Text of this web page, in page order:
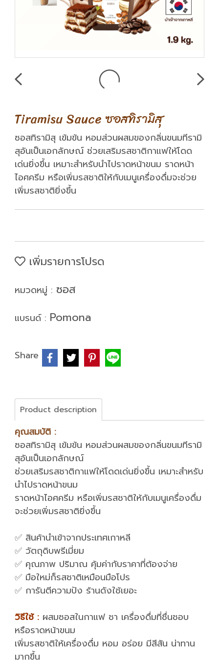
Tiramisu Sauce ซอสทิรามิสุ
ซอสทิรามิสุ เข้มข้น หอมส่วนผสมของกลิ่นขนมทีรามิ
สุอันเป็นเอกลักษณ์ ช่วยเสริมรสชาติกาแฟให้โดด
เด่นยิ่งขึ้น เหมาะสำหรับนำไปราดหน้าขนม ราดหน้า
ไอศครีม หรือเพิ่มรสชาติให้กับเมนูเครื่องดื่มจะช่วย
เพิ่มรสชาติยิ่งขึ้น
เพิ่มรายการโปรด
หมวดหมู่ : ซอส
แบรนด์ : Pomona
Share
Product description
คุณสมบัติ :
ซอสทิรามิสุ เข้มข้น หอมส่วนผสมของกลิ่นขนมทีรามิ
สุอันเป็นเอกลักษณ์
ช่วยเสริมรสชาติกาแฟให้โดดเด่นยิ่งขึ้น เหมาะสำหรับ
นำไปราดหน้าขนม
ราดหน้าไอศครีม หรือเพิ่มรสชาติให้กับเมนูเครื่องดื่ม
จะช่วยเพิ่มรสชาติยิ่งขึ้น
✅ สินค้านำเข้าจากประเทศเกาหลี
✅ วัตถุดิบพรีเมี่ยม
✅ คุณภาพ ปริมาณ คุ้มค่ากับราคาที่ต้องจ่าย
✅ มือใหม่ก็รสชาติเหมือนมือโปร
✅ การันตีความปัง ร้านดังใช้เยอะ
วิธีใช้ : ผสมซอสในกาแฟ ชา เครื่องดื่มที่ชื่นชอบ
หรือราดหน้าขนม
เพิ่มรสชาติให้เครื่องดื่ม หอม อร่อย มีสีสัน น่าทาน
มากขึ้น